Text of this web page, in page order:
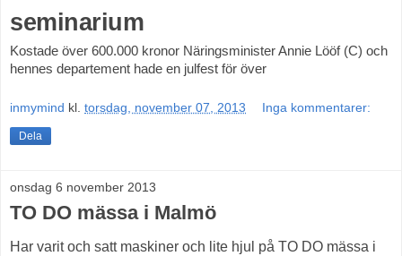
seminarium
Kostade över 600.000 kronor Näringsminister Annie Lööf (C) och
hennes departement hade en julfest för över
inmymind kl. torsdag, november 07, 2013 Inga kommentarer:
Dela
onsdag 6 november 2013
TO DO mässa i Malmö
Har varit och satt maskiner och lite hjul på TO DO mässa i